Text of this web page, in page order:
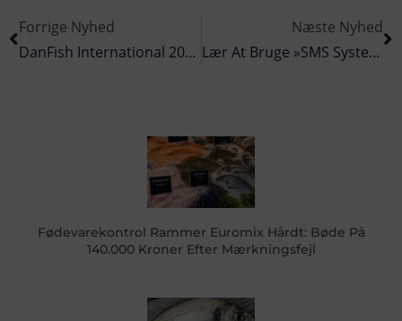
Forrige Nyhed
DanFish International 2017 Blev En Af De Helt Store
Næste Nyhed
Lær At Bruge »SMS Systemet« Fra Fiskeriets Arbejdsmiljøråd
Fødevarekontrol Rammer Euromix Hårdt: Bøde På
140.000 Kroner Efter Mærkningsfejl